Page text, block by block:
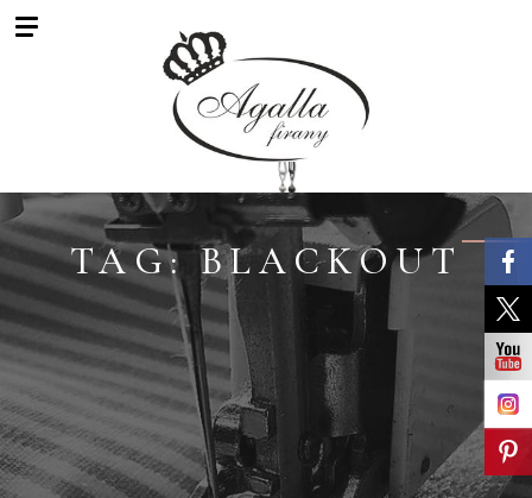
TAG:BLACKOUT